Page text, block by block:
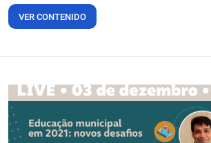
VER CONTENIDO